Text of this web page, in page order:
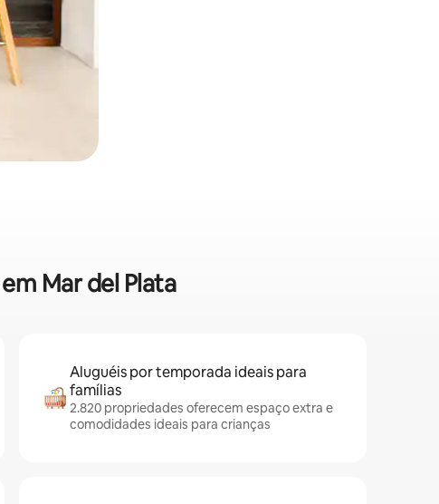
Mar del Plata
Aluguéis por temporada ideais para
famílias
2.820 propriedades oferecem espaço extra e
comodidades ideais para crianças